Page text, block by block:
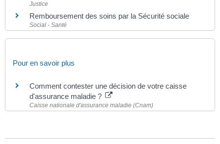
Justice
Remboursement des soins par la Sécurité sociale
Social - Santé
Pour en savoir plus
Comment contester une décision de votre caisse
d'assurance maladie ?
Caisse nationale d'assurance maladie (Cnam)